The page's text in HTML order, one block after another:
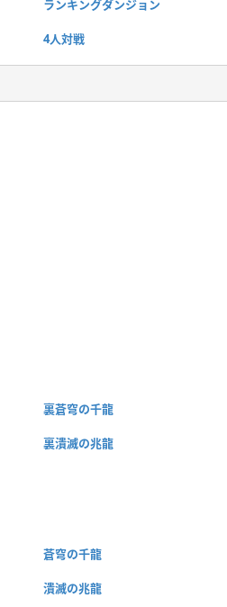
ランキングダンジョン
4人対戦
裏蒼穹の千龍
裏潰滅の兆龍
蒼穹の千龍
潰滅の兆龍